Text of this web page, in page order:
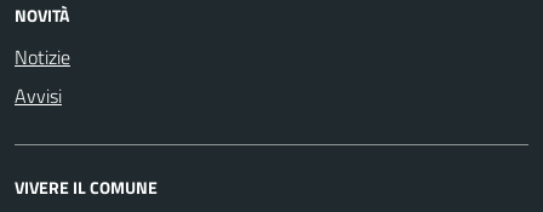
NOVITÀ
Notizie
Avvisi
VIVERE IL COMUNE